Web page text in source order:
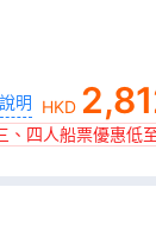
明 HKD
、四人船票優惠低